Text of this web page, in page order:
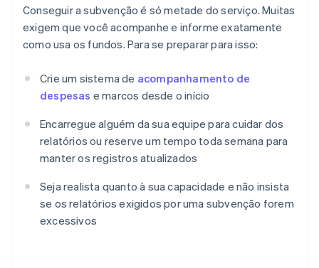
Conseguir a subvenção é só metade do serviço. Muitas
exigem que você acompanhe e informe exatamente
como usa os fundos. Para se preparar para isso:
Crie um sistema de acompanhamento de
despesas e marcos desde o início
Encarregue alguém da sua equipe para cuidar dos
relatórios ou reserve um tempo toda semana para
manter os registros atualizados
Seja realista quanto à sua capacidade e não insista
se os relatórios exigidos por uma subvenção forem
excessivos